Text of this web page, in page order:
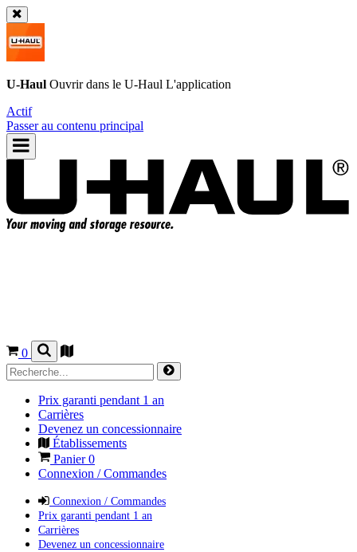
U-Haul Ouvrir dans le U-Haul L'application
Actif
Passer au contenu principal
0
Prix garanti pendant 1 an
Carrières
Devenez un concessionnaire
Établissements
Panier0
Connexion / Commandes
Connexion / Commandes
Prix garanti pendant 1 an
Carrières
Devenez un concessionnaire